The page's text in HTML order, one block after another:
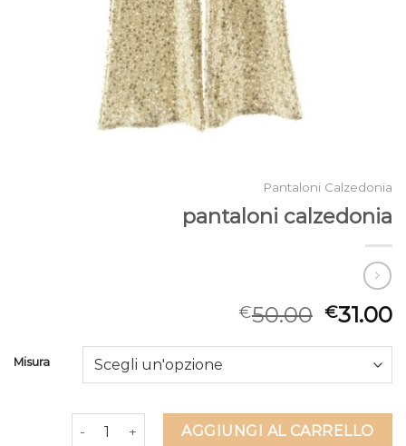
Pantaloni Calzedonia
pantaloni calzedonia
€50.00 €31.00
Misura
pantaloni calzedonia quantitàAGGIUNGI AL CARRELLO